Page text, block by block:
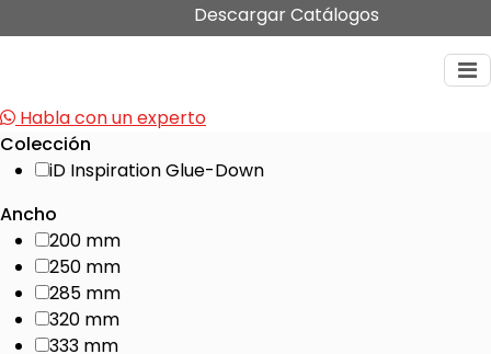
Descargar Catálogos
Habla con un experto
Colección
iD Inspiration Glue-Down
Ancho
200 mm
250 mm
285 mm
320 mm
333 mm